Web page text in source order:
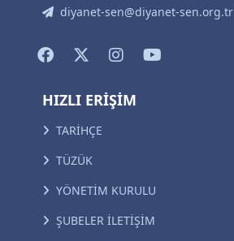
diyanet-sen@diyanet-sen.org.tr
HIZLI ERİŞİM
TARİHÇE
TÜZÜK
YÖNETİM KURULU
ŞUBELER İLETİŞİM